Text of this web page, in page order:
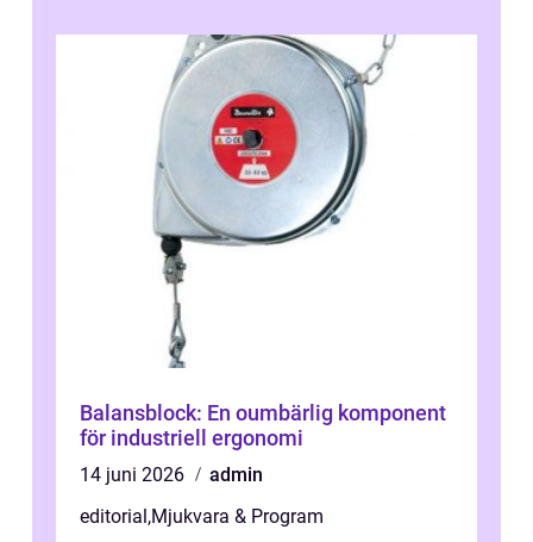
Balansblock: En oumbärlig komponent
för industriell ergonomi
14 juni 2026
admin
editorial,Mjukvara & Program